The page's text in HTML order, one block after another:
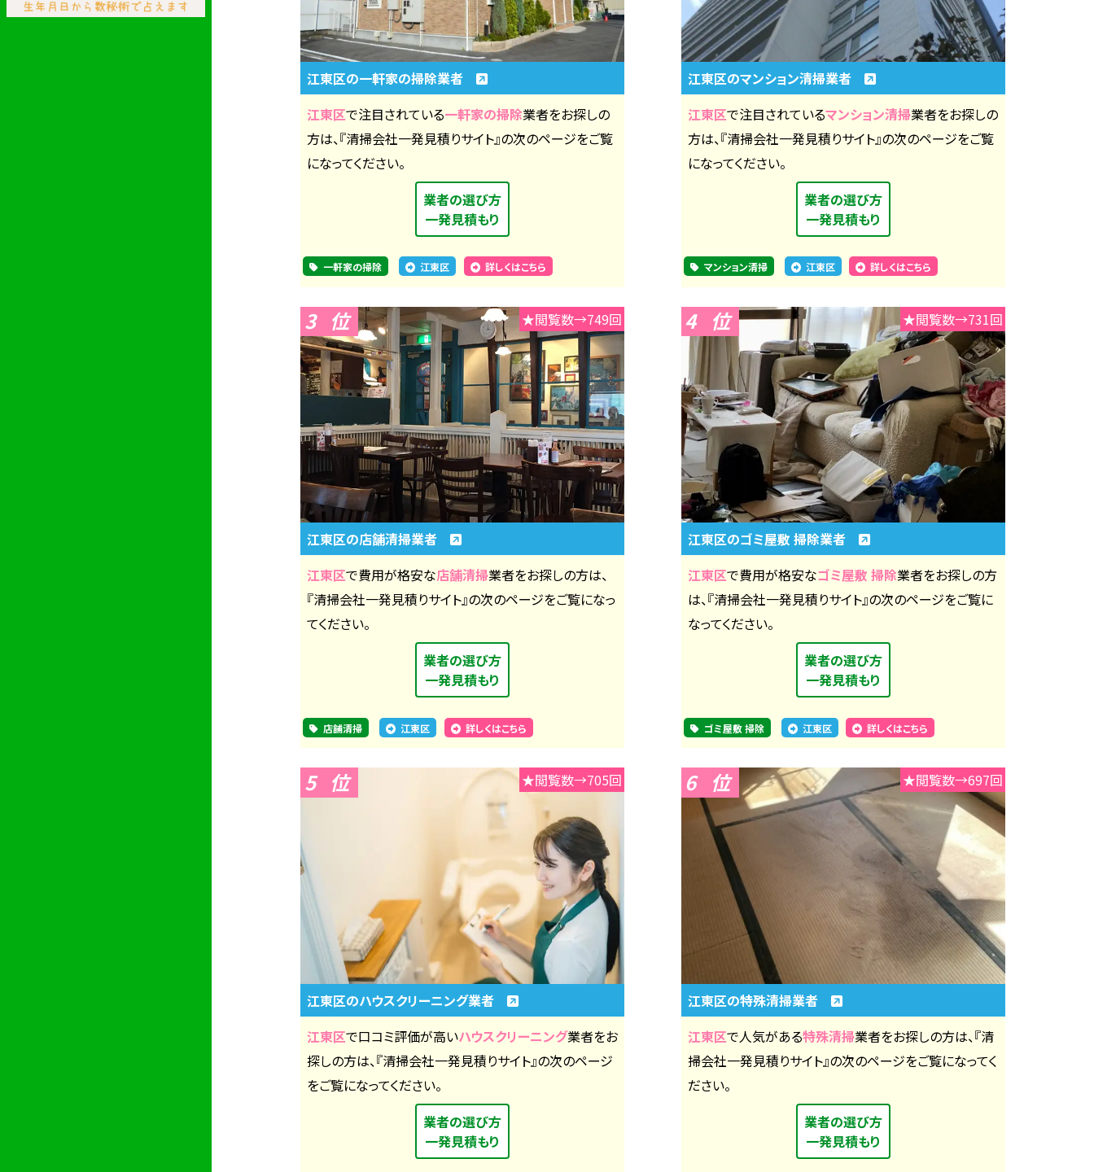
江東区の一軒家の掃除業者
江東区で注目されている一軒家の掃除業者をお探しの
方は、『清掃会社一発見積りサイト』の次のページをご覧
になってください。
業者の選び方
一発見積もり
一軒家の掃除 江東区 詳しくはこちら
江東区のマンション清掃業者
江東区で注目されているマンション清掃業者をお探しの
方は、『清掃会社一発見積りサイト』の次のページをご覧
になってください。
業者の選び方
一発見積もり
マンション清掃 江東区 詳しくはこちら
3 ★閲覧数→749回
江東区の店舗清掃業者
江東区で費用が格安な店舗清掃業者をお探しの方は、
『清掃会社一発見積りサイト』の次のページをご覧になっ
てください。
業者の選び方
一発見積もり
店舗清掃 江東区 詳しくはこちら
4 ★閲覧数→731回
江東区のゴミ屋敷 掃除業者
江東区で費用が格安なゴミ屋敷 掃除業者をお探しの方
は、『清掃会社一発見積りサイト』の次のページをご覧に
なってください。
業者の選び方
一発見積もり
ゴミ屋敷 掃除 江東区 詳しくはこちら
5 ★閲覧数→705回
江東区のハウスクリーニング業者
江東区で口コミ評価が高いハウスクリーニング業者をお
探しの方は、『清掃会社一発見積りサイト』の次のページ
をご覧になってください。
業者の選び方
一発見積もり
6 ★閲覧数→697回
江東区の特殊清掃業者
江東区で人気がある特殊清掃業者をお探しの方は、『清
掃会社一発見積りサイト』の次のページをご覧になってく
ださい。
業者の選び方
一発見積もり